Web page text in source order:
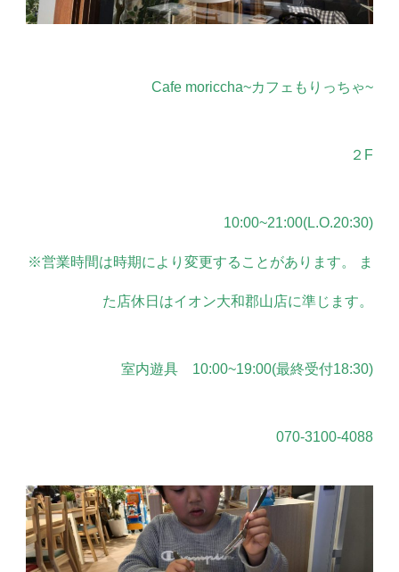
Cafe moriccha~カフェもりっちゃ~
２F
10:00~21:00(L.O.20:30)
※営業時間は時期により変更することがあります。 ま
た店休日はイオン大和郡山店に準じます。
室内遊具 10:00~19:00(最終受付18:30)
070-3100-4088